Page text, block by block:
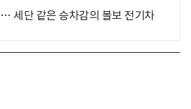
세단 같은 승차감의 볼보 전기차